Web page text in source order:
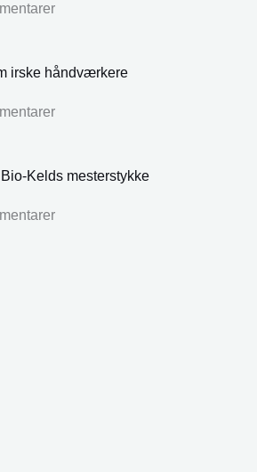
irske håndværkere
Kelds mesterstykke